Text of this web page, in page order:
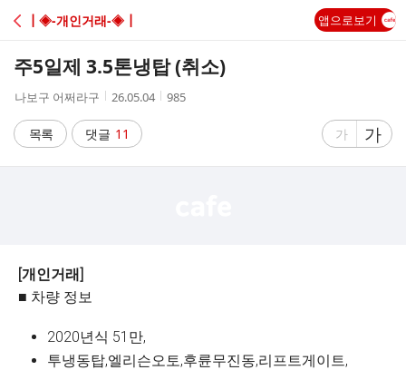
C
A
┃◈-개인거래-◈┃ 앱으로보기
주5일제 3.5톤냉탑 (취소)
작
자
나보구 어쩌라구
작
시
간
26.05.04
조
985
목록 댓글 11
글
가
글
자
가
[개인거래]
■ 차량 정보
2020년식 51만,
투냉동탑,엘리슨오토,후륜무진동,리프트게이트,